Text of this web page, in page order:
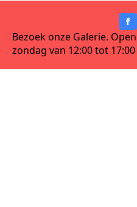
Bezoek onze Galerie.
zondag van 12:00 tot 17:00